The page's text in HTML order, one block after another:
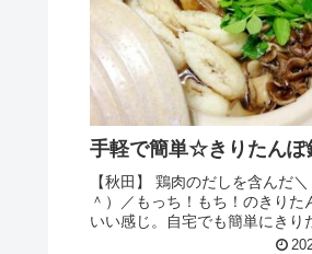
手軽で簡単☆きりたんぽ
【秋田】 鶏肉のだしを含んだ
＾）／もっち！もち！のきりた
いい感じ。自宅でも簡単にきり
鍋が楽しめます。 レシピはこ